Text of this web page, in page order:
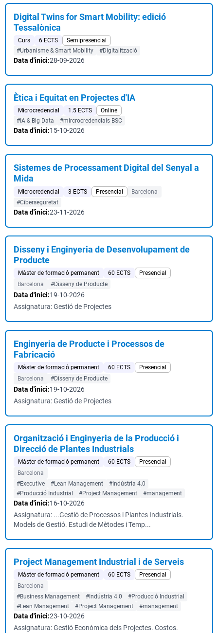
Digital Twins for Smart Mobility: edició
Tessalònica
Curs 6 ECTS
Semipresencial
#Urbanisme & Smart Mobility
#Digitalització
Data d'inici:28-09-2026
Ètica i Equitat en Projectes d'IA
Microcredencial 1.5 ECTS
Online
#IA & Big Data
#mircrocredencials BSC
Data d'inici:15-10-2026
Sistemes de Processament Digital del Senyal a
Mida
Microcredencial 3 ECTS Presencial
Barcelona
#Ciberseguretat
Data d'inici:23-11-2026
Disseny i Enginyeria de Desenvolupament de
Producte
Màster de formació permanent 60 ECTS
Presencial
Barcelona
#Disseny de Producte
Data d'inici:19-10-2026
Assignatura: Gestió de Projectes
Enginyeria de Producte i Processos de
Fabricació
Màster de formació permanent 60 ECTS
Presencial
Barcelona
#Disseny de Producte
Data d'inici:19-10-2026
Assignatura: Gestió de Projectes
Organització i Enginyeria de la Producció i
Direcció de Plantes Industrials
Màster de formació permanent 60 ECTS
Presencial
Barcelona
#Executive
#Lean Management
#Indústria 4.0
#Producció Industrial
#Project Management #management
Data d'inici:16-10-2026
Assignatura: ...Gestió de Processos i Plantes Industrials.
Models de Gestió. Estudi de Mètodes i Temp...
Project Management Industrial i de Serveis
Màster de formació permanent 60 ECTS
Presencial
Barcelona
#Business Management
#Indústria 4.0
#Producció Industrial
#Lean Management
#Project Management #management
Data d'inici:23-10-2026
Assignatura: Gestió Econòmica dels Projectes. Costos.